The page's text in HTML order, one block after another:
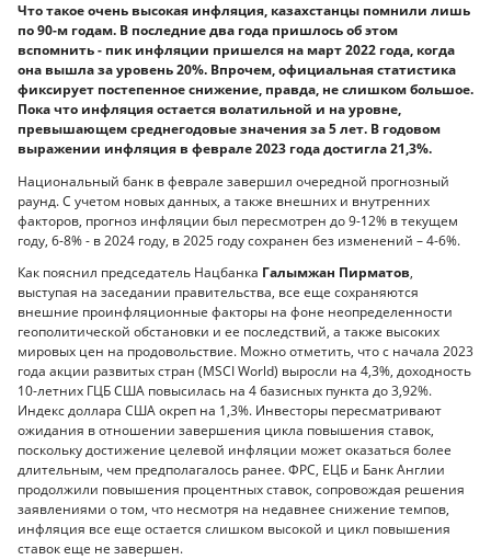
Что такое очень высокая инфляция, казахстанцы помнили лишь
по 90-м годам. В последние два года пришлось об этом
вспомнить - пик инфляции пришелся на март 2022 года, когда
она вышла за уровень 20%. Впрочем, официальная статистика
фиксирует постепенное снижение, правда, не слишком большое.
Пока что инфляция остается волатильной и на уровне,
превышающем среднегодовые значения за 5 лет. В годовом
выражении инфляция в феврале 2023 года достигла 21,3%.
Национальный банк в феврале завершил очередной прогнозный
раунд. С учетом новых данных, а также внешних и внутренних
факторов, прогноз инфляции был пересмотрен до 9-12% в текущем
году, 6-8% - в 2024 году, в 2025 году сохранен без изменений – 4-6%.
Как пояснил председатель Нацбанка Галымжан Пирматов,
выступая на заседании правительства, все еще сохраняются
внешние проинфляционные факторы на фоне неопределенности
геополитической обстановки и ее последствий, а также высоких
мировых цен на продовольствие. Можно отметить, что с начала 2023
года акции развитых стран (MSCI World) выросли на 4,3%, доходность
10-летних ГЦБ США повысилась на 4 базисных пункта до 3,92%.
Индекс доллара США окреп на 1,3%. Инвесторы пересматривают
ожидания в отношении завершения цикла повышения ставок,
поскольку достижение целевой инфляции может оказаться более
длительным, чем предполагалось ранее. ФРС, ЕЦБ и Банк Англии
продолжили повышения процентных ставок, сопровождая решения
заявлениями о том, что несмотря на недавнее снижение темпов,
инфляция все еще остается слишком высокой и цикл повышения
ставок еще не завершен.